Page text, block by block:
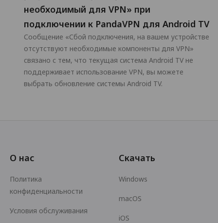
необходимый для VPN» при
подключении к PandaVPN для Android TV
Сообщение «Сбой подключения, на вашем устройстве
отсутствуют необходимые компоненты для VPN»
связано с тем, что текущая система Android TV не
поддерживает использование VPN, вы можете
выбрать обновление системы Android TV.
О нас
Политика
конфиденциальности
Условия обслуживания
Скачать
Windows
macOS
iOS